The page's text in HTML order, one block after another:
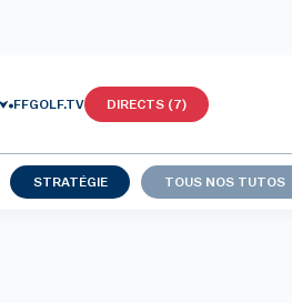
FFGOLF.TV DIRECTS (7)
STRATÉGIE TOUS NOS TUTOS